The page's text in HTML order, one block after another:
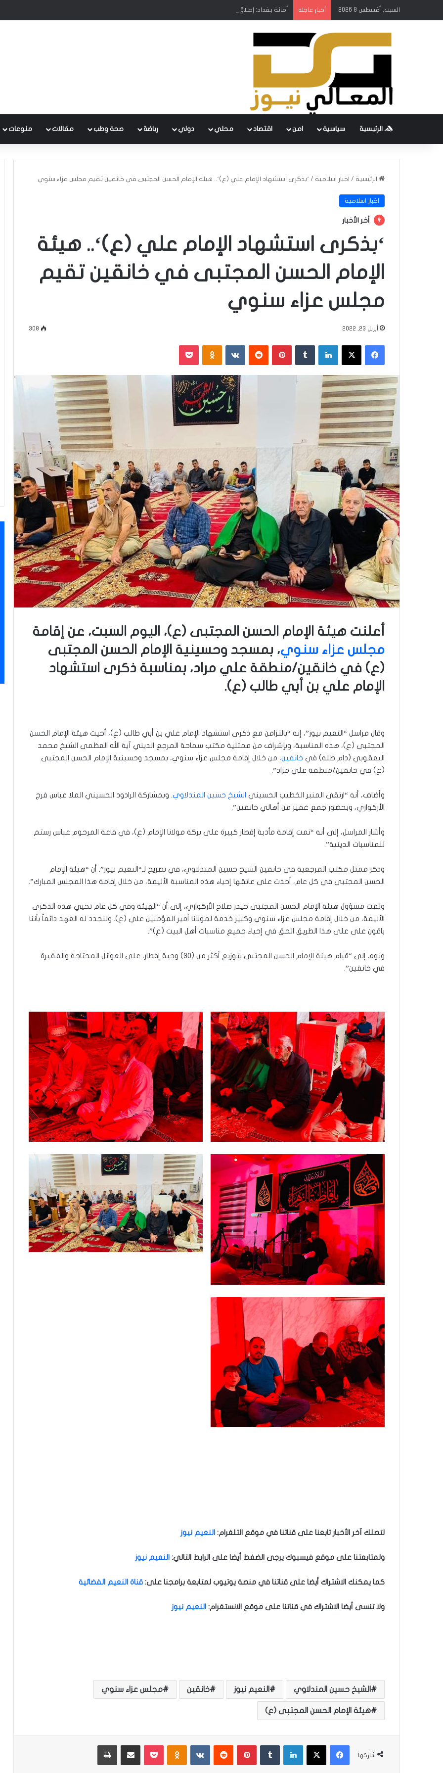
السبت, أغسطس 8 2026 أخبار عاجلة أمانة بغداد: إطلاق مشروع متكامل لتطوير إدارة النفايات بالتعاون مع البنك الدولي
الرئيسية سياسية امن اقتصاد محلي دولي رباضة صحة وطب مقالات منوعات
الرئيسية / اخبار اسلامية / ‘بذكرى استشهاد الإمام علي (ع)‘.. هيئة الإمام الحسن المجتبى في خانقين تقيم مجلس عزاء سنوي
اخبار اسلامية
أخر الأخبار
‘بذكرى استشهاد الإمام علي (ع)‘.. هيئة
الإمام الحسن المجتبى في خانقين تقيم
مجلس عزاء سنوي
أبريل 23, 2022 308
فيسبوك ‫X لينكدإن بينتيريست ‏VKontakte
أعلنت هيئة الإمام الحسن المجتبى (ع)، اليوم السبت، عن إقامة
مجلس عزاء سنوي، بمسجد وحسينية الإمام الحسن المجتبى
(ع) في خانقين/منطقة علي مراد، بمناسبة ذكرى استشهاد
الإمام علي بن أبي طالب (ع).
وقال مراسل “النعيم نيوز”، إنه “بالتزامن مع ذكرى استشهاد الإمام علي بن أبي طالب (ع)، أحيت هيئة الإمام الحسن
المجتبى (ع)، هذه المناسبة، وبإشراف من ممثلية مكتب سماحة المرجع الديني آية الله العظمى الشيخ محمد
اليعقوبي (دام ظله) في خانقين، من خلال إقامة مجلس عزاء سنوي، بمسجد وحسينية الإمام الحسن المجتبى
(ع) في خانقين/منطقة علي مراد”.
وأضاف، أنه “ارتقى المنبر الخطيب الحسيني الشيخ حسين المندلاوي. وبمشاركة الرادود الحسيني الملا عباس فرج
الأركوازي، وبحضور جمع غفير من أهالي خانقين”.
وأشار المراسل، إلى أنه “تمت إقامة مأدبة إفطار كبيرة على بركة مولانا الإمام (ع)، في قاعة المرحوم عباس رستم
للمناسبات الدينية”.
وذكر ممثل مكتب المرجعية في خانقين الشيخ حسين المندلاوي، في تصريح لـ“النعيم نيوز”. أن “هيئة الإمام
الحسن المجتبى في كل عام، أخذت على عاتقها إحياء هذه المناسبة الأليمة، من خلال إقامة هذا المجلس المبارك”.
ولفت مسؤول هيئة الإمام الحسن المجتبى حيدر صلاح الأركوازي، إلى أن “الهيئة وفي كل عام تحيي هذه الذكرى
الأليمة، من خلال إقامة مجلس عزاء سنوي وكبير خدمة لمولانا أمير المؤمنين علي (ع). ولنجدد له العهد دائماً بأننا
باقون على على هذا الطريق الحق في إحياء جميع مناسبات أهل البيت (ع)”.
ونوه، إلى “قيام هيئة الإمام الحسن المجتبى بتوزيع أكثر من (٣٠) وجبة إفطار، على العوائل المحتاجة والفقيرة
في خانقين”.
لتصلك آخر الأخبار تابعنا على قناتنا في موقع التلغرام: النعيم نيوز
ولمتابعتنا على موقع فيسبوك يرجى الضغط أيضا على الرابط التالي: النعيم نيوز
كما يمكنك الاشتراك أيضا على قناتنا في منصة يوتيوب لمتابعة برامجنا على: قناة النعيم الفضائية
ولا تنسى أيضا الاشتراك في قناتنا على موقع الانستغرام: النعيم نيوز
الشيخ حسين المندلاوي النعيم نيوز خانقين مجلس عزاء سنوي
هيئة الإمام الحسن المجتبى (ع)
شاركها
فيسبوك ‫X لينكدإن بينتيريست ‏VKontakte